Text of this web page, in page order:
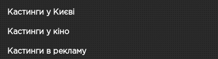
Кастинги у Києві
Кастинги у кіно
Кастинги в рекламу